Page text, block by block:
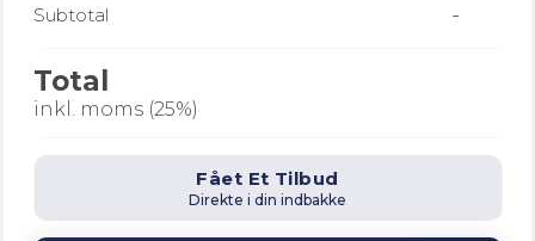
Subtotal -
Total
inkl. moms (25%)
Fået Et Tilbud
Direkte i din indbakke